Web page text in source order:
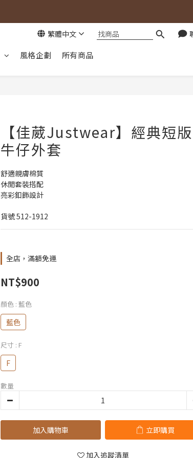
繁體中文
風格企劃 所有商品
【佳葳Justwear】經典短版
牛仔外套
舒適親膚棉質
休閒套裝搭配
亮彩釦飾設計
貨號 512-1912
全店，滿額免運
NT$900
顏色 : 藍色
藍色
尺寸 : F
F
數量
加入購物車 立即購買
加入追蹤清單